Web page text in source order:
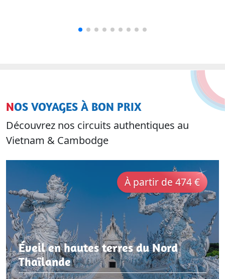
NOS VOYAGES À BON PRIX
Découvrez nos circuits authentiques au
Vietnam & Cambodge
À partir de 474 €
Éveil en hautes terres du Nord
Thaïlande